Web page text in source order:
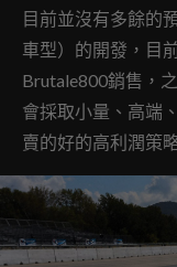
目前並沒有多餘的
車型）的開發，目
Brutale800銷售，
會採取小量、高端
賣的好的高利潤策